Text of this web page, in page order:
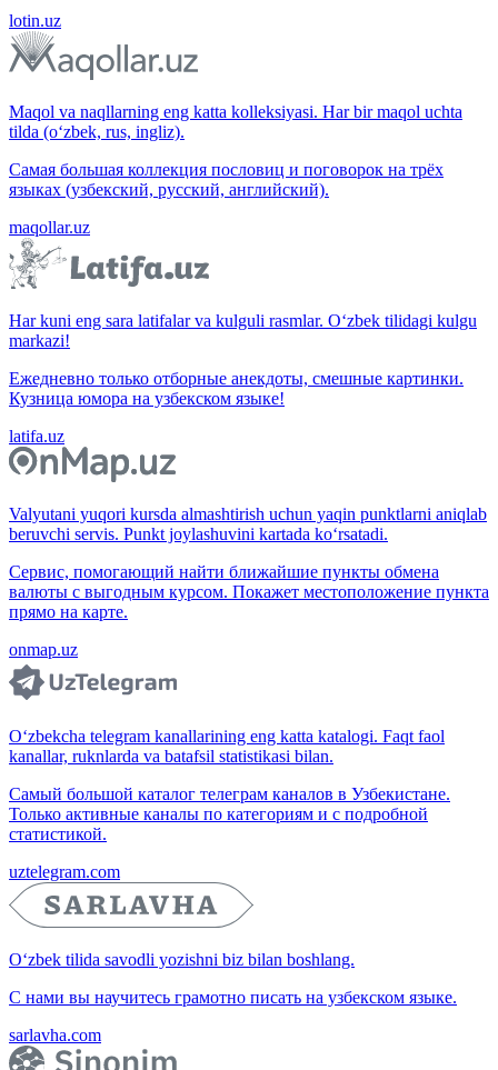
lotin.uz
Maqol va naqllarning eng katta kolleksiyasi. Har bir maqol uchta
tilda (o‘zbek, rus, ingliz).
Самая большая коллекция пословиц и поговорок на трёх
языках (узбекский, русский, английский).
maqollar.uz
Har kuni eng sara latifalar va kulguli rasmlar. O‘zbek tilidagi kulgu
markazi!
Ежедневно только отборные анекдоты, смешные картинки.
Кузница юмора на узбекском языке!
latifa.uz
Valyutani yuqori kursda almashtirish uchun yaqin punktlarni aniqlab
beruvchi servis. Punkt joylashuvini kartada ko‘rsatadi.
Сервис, помогающий найти ближайшие пункты обмена
валюты с выгодным курсом. Покажет местоположение пункта
прямо на карте.
onmap.uz
O‘zbekcha telegram kanallarining eng katta katalogi. Faqt faol
kanallar, ruknlarda va batafsil statistikasi bilan.
Самый большой каталог телеграм каналов в Узбекистане.
Только активные каналы по категориям и с подробной
статистикой.
uztelegram.com
O‘zbek tilida savodli yozishni biz bilan boshlang.
С нами вы научитесь грамотно писать на узбекском языке.
sarlavha.com